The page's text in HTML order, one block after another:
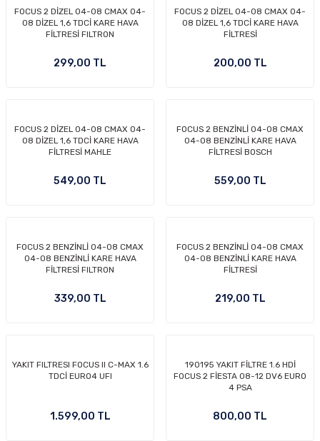
2011)
2015)
FOCUS 2 DİZEL 04-08 CMAX 04-
08 DİZEL 1,6 TDCİ KARE HAVA
FİLTRESİ FILTRON
299,00 TL
FOCUS 2 DİZEL 04-08 CMAX 04-
08 DİZEL 1,6 TDCİ KARE HAVA
FİLTRESİ
200,00 TL
FOCUS 2 DİZEL 04-08 CMAX 04-
08 DİZEL 1,6 TDCİ KARE HAVA
FİLTRESİ MAHLE
549,00 TL
FOCUS 2 BENZİNLİ 04-08 CMAX
04-08 BENZİNLİ KARE HAVA
FİLTRESİ BOSCH
559,00 TL
FOCUS 2 BENZİNLİ 04-08 CMAX
04-08 BENZİNLİ KARE HAVA
FİLTRESİ FILTRON
339,00 TL
FOCUS 2 BENZİNLİ 04-08 CMAX
04-08 BENZİNLİ KARE HAVA
FİLTRESİ
219,00 TL
YAKIT FILTRESI FOCUS II C-MAX 1.6
TDCİ EURO4 UFI
1.599,00 TL
190195 YAKIT FİLTRE 1.6 HDİ
FOCUS 2 FİESTA 08-12 DV6 EURO
4 PSA
800,00 TL